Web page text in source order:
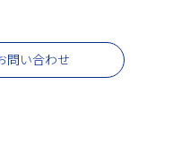
問い合わせ